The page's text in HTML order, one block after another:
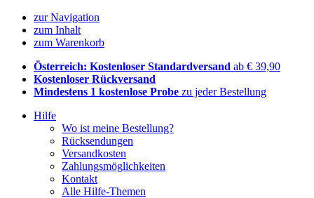
zur Navigation
zum Inhalt
zum Warenkorb
Österreich: Kostenloser Standardversand ab € 39,90
Kostenloser Rückversand
Mindestens 1 kostenlose Probe zu jeder Bestellung
Hilfe
Wo ist meine Bestellung?
Rücksendungen
Versandkosten
Zahlungsmöglichkeiten
Kontakt
Alle Hilfe-Themen